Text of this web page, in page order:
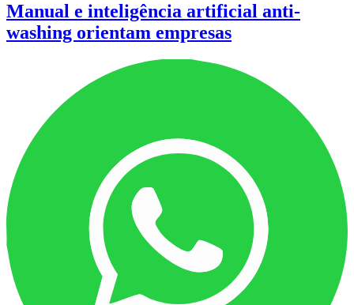
Manual e inteligência artificial anti-
washing orientam empresas